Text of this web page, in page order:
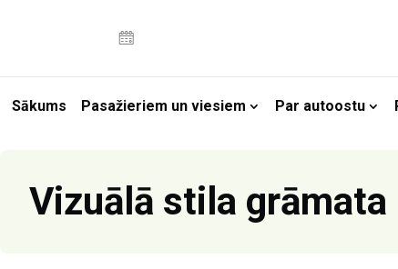
Sākums Pasažieriem un viesiem Par autoostu
Vizuālā stila grāmata